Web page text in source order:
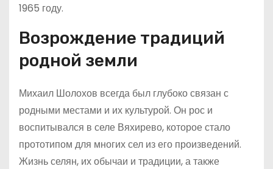
1965 году.
Возрождение традиций
родной земли
Михаил Шолохов всегда был глубоко связан с
родными местами и их культурой. Он рос и
воспитывался в селе Вяхирево, которое стало
прототипом для многих сел из его произведений.
Жизнь селян, их обычаи и традиции, а также